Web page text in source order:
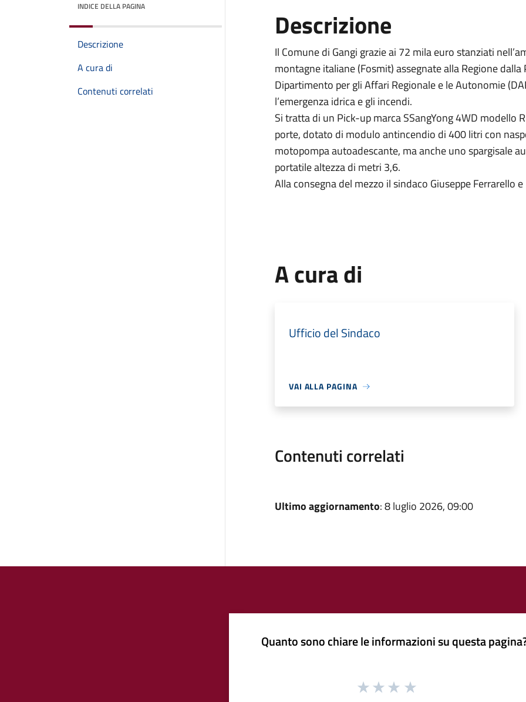
INDICE DELLA PAGINA
Descrizione
A cura di
Contenuti correlati
Descrizione
Il Comune di Gangi grazie ai 72 mila euro stanziati
montagne italiane (Fosmit) assegnate alla Regione
Dipartimento per gli Affari Regionale e le Autonomie
l’emergenza idrica e gli incendi.
Si tratta di un Pick-up marca SSangYong 4WD modello
porte, dotato di modulo antincendio di 400 litri con
motopompa autoadescante, ma anche uno spargisale
portatile altezza di metri 3,6.
Alla consegna del mezzo il sindaco Giuseppe Ferrarello
A cura di
Ufficio del Sindaco
VAI ALLA PAGINA
Contenuti correlati
Ultimo aggiornamento: 8 luglio 2026, 09:00
Quanto sono chiare le informazioni su questa